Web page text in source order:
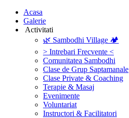
‎Acasa
Galerie
‎ ‎Activitati‎
🌿 Sambodhi Village 🏕️
> Intrebari Frecvente <
Comunitatea Sambodhi
Clase de Grup Saptamanale
Clase Private & Coaching
Terapie & Masaj
‎Evenimente
Voluntariat
‏‏‎Instructori & Facilitatori